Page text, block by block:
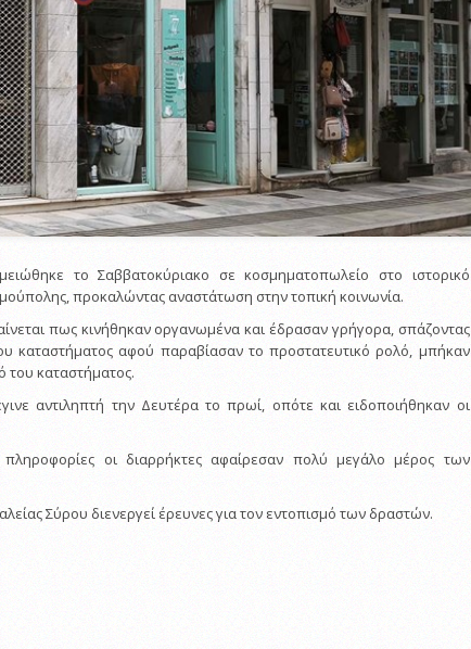
το Σαββατοκύριακο σε κοσμηματοπωλείο στο ιστορικό
προκαλώντας αναστάτωση στην τοπική κοινωνία.
πως κινήθηκαν οργανωμένα και έδρασαν γρήγορα, σπάζοντας
καταστήματος αφού παραβίασαν το προστατευτικό ρολό, μπήκαν
του καταστήματος.
αντιληπτή την Δευτέρα το πρωί, οπότε και ειδοποιήθηκαν οι
οι διαρρήκτες αφαίρεσαν πολύ μεγάλο μέρος των
Σύρου διενεργεί έρευνες για τον εντοπισμό των δραστών.